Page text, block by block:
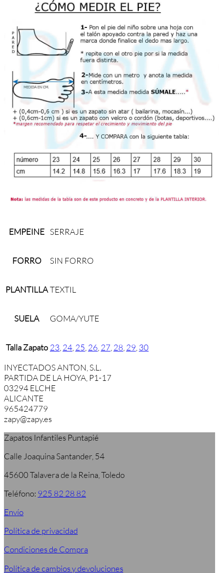
EMPEINE SERRAJE
FORRO SIN FORRO
PLANTILLATEXTIL
SUELA GOMA/YUTE
Talla Zapato 23 24 25 26 27 28 29 30
INYECTADOS ANTON, S.L.
PARTIDA DE LA HOYA, P1-17
03294 ELCHE
ALICANTE
965424779
zapy@zapy.es
Zapatos Infantiles Puntapié
Calle Joaquina Santander, 54
45600 Talavera de la Reina, Toledo
Teléfono: 925 82 28 82
Envío
Política de privacidad
Condiciones de Compra
Política de cambios y devoluciones